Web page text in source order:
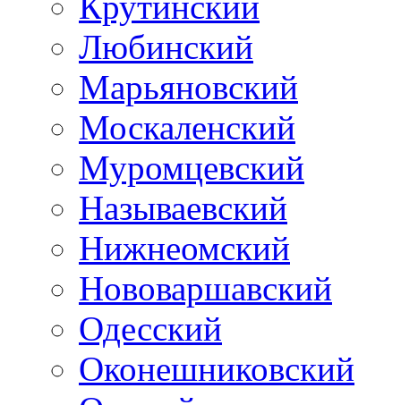
Любинский
Марьяновский
Москаленский
Муромцевский
Называевский
Нижнеомский
Нововаршавский
Одесский
Оконешниковский